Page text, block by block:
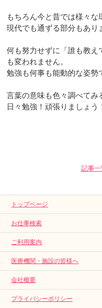
もちろん今と昔では様々な
現代でも通ずる部分もあり
何も努力せずに「誰も教
も変われません。
勉強も何事も能動的な姿勢
言葉の意味も色々調べてみ
日々勉強！頑張りましょう
記事
トップページ
お仕事検索
ご利用案内
医療機関・施設の皆様へ
会社概要
プライバシーポリシー